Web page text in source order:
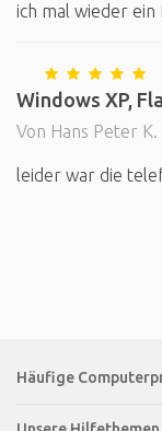
ich mal wieder
Windows XP,
Von Hans Peter
leider war die
Häufige